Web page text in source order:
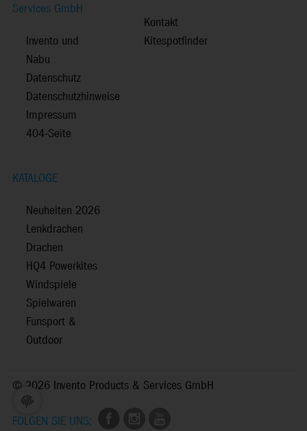
Services GmbH
Invento und
Nabu
Datenschutz
Datenschutzhinweise
Impressum
404-Seite
Kontakt
Kitespotfinder
KATALOGE
Neuheiten 2026
Lenkdrachen
Drachen
HQ4 Powerkites
Windspiele
Spielwaren
Funsport &
Outdoor
© 2026 Invento Products & Services GmbH
FOLGEN SIE UNS: